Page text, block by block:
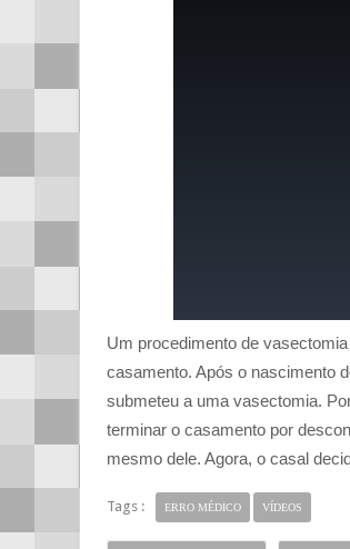
Um procedimento de
casamento. Após o nascimento
submeteu a uma vasectomia.
terminar o casamento por
mesmo dele. Agora, o casal
Tags : ERRO MÉDICO VÍDEOS